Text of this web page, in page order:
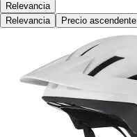
Relevancia
Relevancia
Precio ascendente